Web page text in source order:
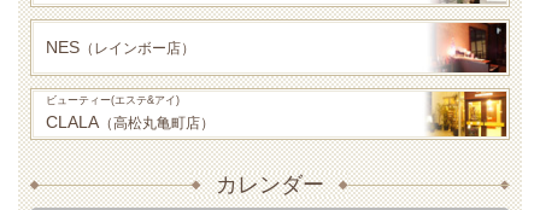
NES （レインボー店）
ビューティー(エステ&アイ)
CLALA（高松丸亀町店）
カレンダー